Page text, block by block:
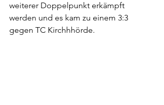
weiterer Doppelpunkt erkämpft
werden und es kam zu einem 3:3
gegen TC Kirchhhörde.